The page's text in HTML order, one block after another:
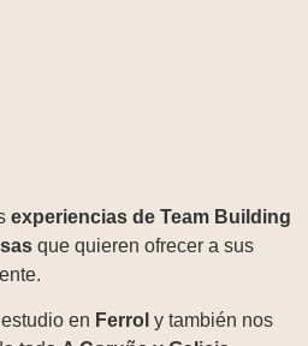
experiencias de Team Building
que quieren ofrecer a sus
en Ferrol y también nos